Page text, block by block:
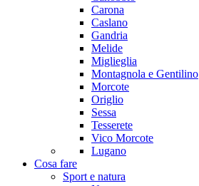
Carona
Caslano
Gandria
Melide
Miglieglia
Montagnola e Gentilino
Morcote
Origlio
Sessa
Tesserete
Vico Morcote
Lugano
Cosa fare
Sport e natura